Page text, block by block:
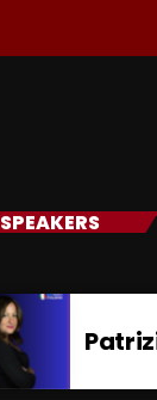
SPEAKERS